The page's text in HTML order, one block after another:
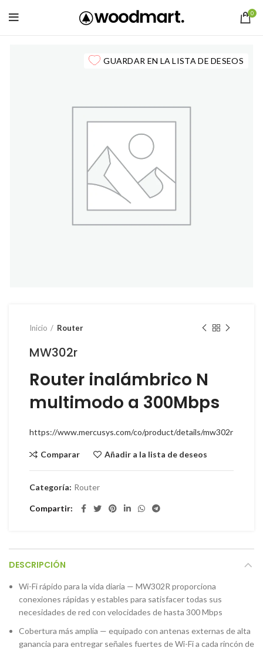
0
GUARDAR EN LA LISTA DE DESEOS
Inicio Router
MW302r
Router inalámbrico N
multimodo a 300Mbps
https://www.mercusys.com/co/product/details/mw302r
Comparar Añadir a la lista de deseos
Categoría: Router
Compartir
DESCRIPCIÓN
Wi-Fi rápido para la vida diaria — MW302R proporciona
conexiones rápidas y estables para satisfacer todas sus
necesidades de red con velocidades de hasta 300 Mbps
Cobertura más amplia — equipado con antenas externas de alta
ganancia para entregar señales fuertes de Wi-Fi a cada rincón de